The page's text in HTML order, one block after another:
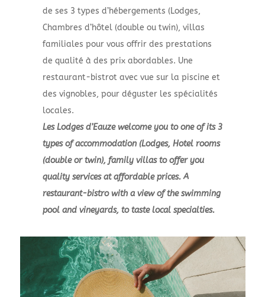
de ses 3 types d’hébergements (Lodges,
Chambres d’hôtel (double ou twin), villas
familiales pour vous offrir des prestations
de qualité à des prix abordables. Une
restaurant-bistrot avec vue sur la piscine et
des vignobles, pour déguster les spécialités
locales.
Les Lodges d’Eauze welcome you to one of its 3
types of accommodation (Lodges, Hotel rooms
(double or twin), family villas to offer you
quality services at affordable prices. A
restaurant-bistro with a view of the swimming
pool and vineyards, to taste local specialties.